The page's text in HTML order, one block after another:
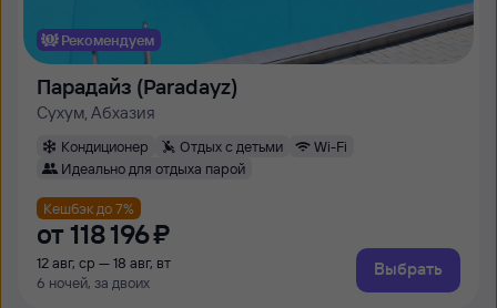
Рекомендуем
Парадайз (Paradayz)
Сухум, Абхазия
Кондиционер Отдых с детьми
Wi-Fi
Идеально для отдыха парой
Кешбэк до 7%
от 118 ⁠196 ⁠₽
12 авг, ср — 18 авг, вт
6 ночей, за двоих
Выбрать